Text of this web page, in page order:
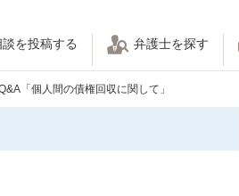
を投稿する 弁護士を探す
「個人間の債権回収に関して」